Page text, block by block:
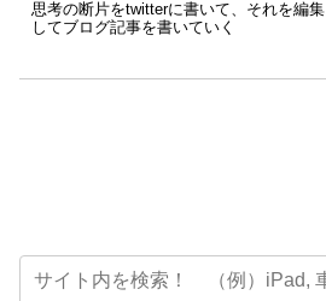
思考の断片をtwitterに書いて、それを編集
してブログ記事を書いていく